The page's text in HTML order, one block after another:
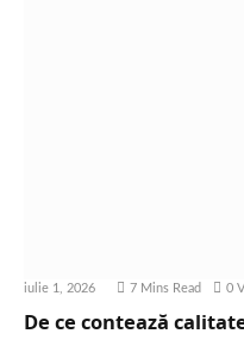
iulie 1, 2026 7 Mins Read 0
De ce contează